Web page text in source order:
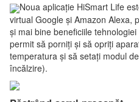
Noua aplicație HiSmart Life
virtual Google și Amazon Alexa,
și mai bine beneficiile
permit să porniți și să opriți
temperatura și să setați modul
încălzire).